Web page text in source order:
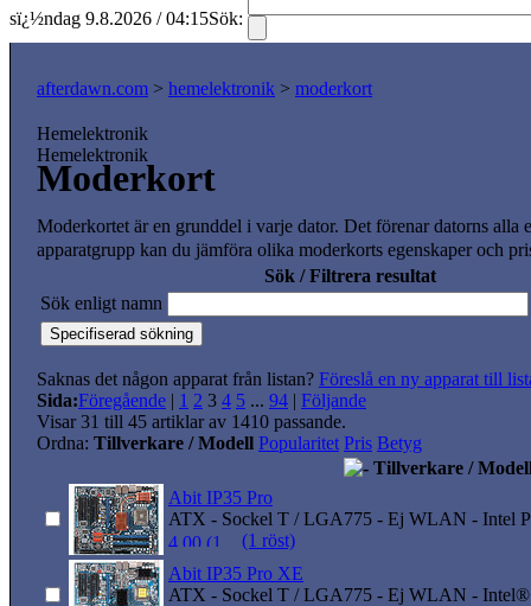
sï¿½ndag 9.8.2026 / 04:15Sök:
afterdawn.com > hemelektronik > moderkort
Hemelektronik
Hemelektronik
Moderkort
Moderkortet är en grunddel i varje dator. Det förenar datorns
apparatgrupp kan du jämföra olika moderkorts egenskaper och
Sök / Filtrera resultat
Sök enligt namn
Saknas det någon apparat från listan? Föreslå en ny apparat till
Sida:Föregående | 1 2 3 4 5 ... 94 | Följande
Visar 31 till 45 artiklar av 1410 passande.
Ordna: Tillverkare / Modell Popularitet Pris Betyg
Tillverkare /
Abit IP35 Pro
ATX - Sockel T / LGA775 - Ej WLAN - Intel
(1 röst)
Abit IP35 Pro XE
ATX - Sockel T / LGA775 - Ej WLAN - Intel®